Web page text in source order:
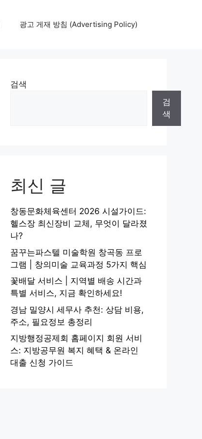
광고 게재 방침 (Advertising Policy)
검색
검
색
최신 글
창동문화체육센터 2026 시설가이드:
헬스장 최신장비 교체, 무엇이 달라졌
나?
꿈꾸는파스텔 미술학원 창곡동 프로
그램 | 창의미술 교육과정 5가지 핵심
꽃배달 서비스 | 지역별 배송 시간과
특별 서비스, 지금 확인하세요!
경남 밀양시 세무사 추천: 상담 비용,
주소, 필요정보 총정리
지방행정공제회 홈페이지 회원 서비
스: 지방공무원 복지 혜택 & 온라인
대출 신청 가이드